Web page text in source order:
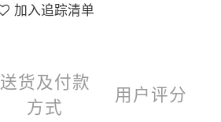
加入追踪清单
送货及付款
方式
用户评分